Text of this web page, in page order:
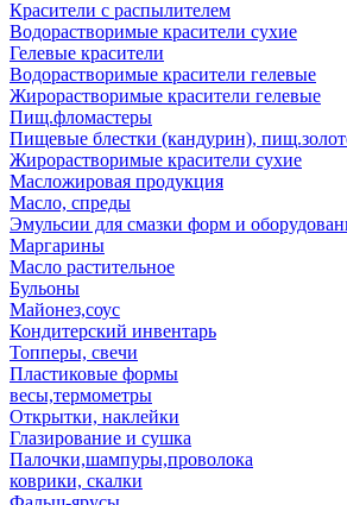
Красители с распылителем
Водорастворимые красители сухие
Гелевые красители
Водорастворимые красители гелевые
Жирорастворимые красители гелевые
Пищ.фломастеры
Пищевые блестки (кандурин),
Жирорастворимые красители сухие
Масложировая продукция
Масло, спреды
Эмульсии для смазки форм и
Маргарины
Масло растительное
Бульоны
Майонез,соус
Кондитерский инвентарь
Топперы, свечи
Пластиковые формы
весы,термометры
Открытки, наклейки
Глазирование и сушка
Палочки,шампуры,проволока
коврики, скалки